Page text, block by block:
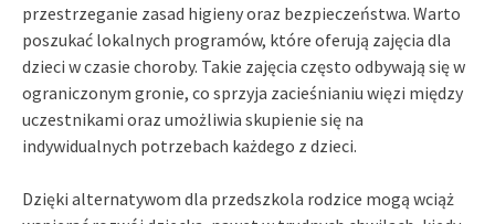
przestrzeganie zasad higieny oraz bezpieczeństwa. Warto
poszukać lokalnych programów, które oferują zajęcia dla
dzieci w czasie choroby. Takie zajęcia często odbywają się w
ograniczonym gronie, co sprzyja zacieśnianiu więzi między
uczestnikami oraz umożliwia skupienie się na
indywidualnych potrzebach każdego z dzieci.
Dzięki alternatywom dla przedszkola rodzice mogą wciąż